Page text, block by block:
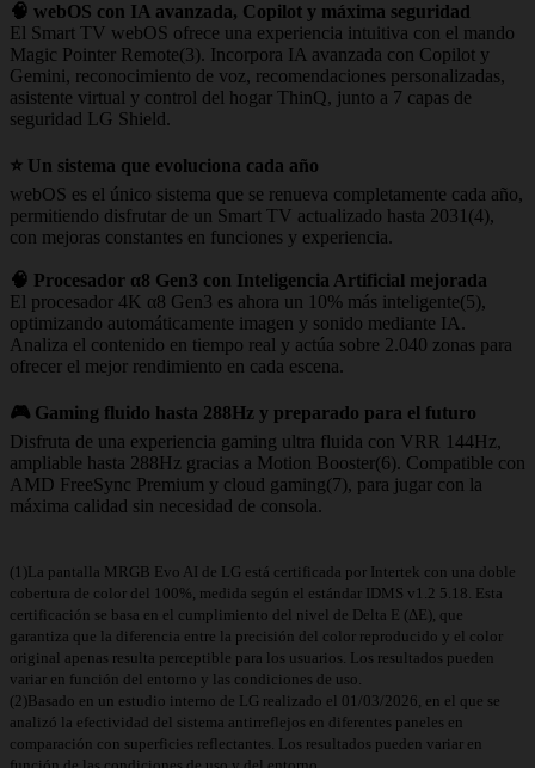
🧠 webOS con IA avanzada, Copilot y máxima seguridad
El Smart TV webOS ofrece una experiencia intuitiva con el mando
Magic Pointer Remote(3). Incorpora IA avanzada con Copilot y
Gemini, reconocimiento de voz, recomendaciones personalizadas,
asistente virtual y control del hogar ThinQ, junto a 7 capas de
seguridad LG Shield.
⭐ Un sistema que evoluciona cada año
webOS es el único sistema que se renueva completamente cada año,
permitiendo disfrutar de un Smart TV actualizado hasta 2031(4),
con mejoras constantes en funciones y experiencia.
🧠 Procesador α8 Gen3 con Inteligencia Artificial mejorada
El procesador 4K α8 Gen3 es ahora un 10% más inteligente(5),
optimizando automáticamente imagen y sonido mediante IA.
Analiza el contenido en tiempo real y actúa sobre 2.040 zonas para
ofrecer el mejor rendimiento en cada escena.
🎮 Gaming fluido hasta 288Hz y preparado para el futuro
Disfruta de una experiencia gaming ultra fluida con VRR 144Hz,
ampliable hasta 288Hz gracias a Motion Booster(6). Compatible con
AMD FreeSync Premium y cloud gaming(7), para jugar con la
máxima calidad sin necesidad de consola.
(1)La pantalla MRGB Evo AI de LG está certificada por Intertek con una doble
cobertura de color del 100%, medida según el estándar IDMS v1.2 5.18. Esta
certificación se basa en el cumplimiento del nivel de Delta E (ΔE), que
garantiza que la diferencia entre la precisión del color reproducido y el color
original apenas resulta perceptible para los usuarios. Los resultados pueden
variar en función del entorno y las condiciones de uso.
(2)Basado en un estudio interno de LG realizado el 01/03/2026, en el que se
analizó la efectividad del sistema antirreflejos en diferentes paneles en
comparación con superficies reflectantes. Los resultados pueden variar en